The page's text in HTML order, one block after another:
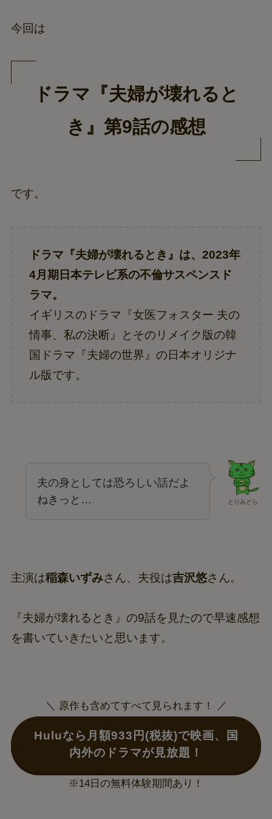
今回は
ドラマ『夫婦が壊れると
き』第9話の感想
です。
ドラマ『夫婦が壊れるとき』は、2023年
4月期日本テレビ系の不倫サスペンスド
ラマ。
イギリスのドラマ『女医フォスター 夫の
情事、私の決断』とそのリメイク版の韓
国ドラマ『夫婦の世界』の日本オリジナ
ル版です。
とりみどら
夫の身としては恐ろしい話だよ
ねきっと…
主演は稲森いずみさん、夫役は吉沢悠さん。
『夫婦が壊れるとき』の9話を見たので早速感想
を書いていきたいと思います。
＼ 原作も含めてすべて見られます！ ／
Huluなら月額933円(税抜)で映画、国
内外のドラマが見放題！
※14日の無料体験期間あり！